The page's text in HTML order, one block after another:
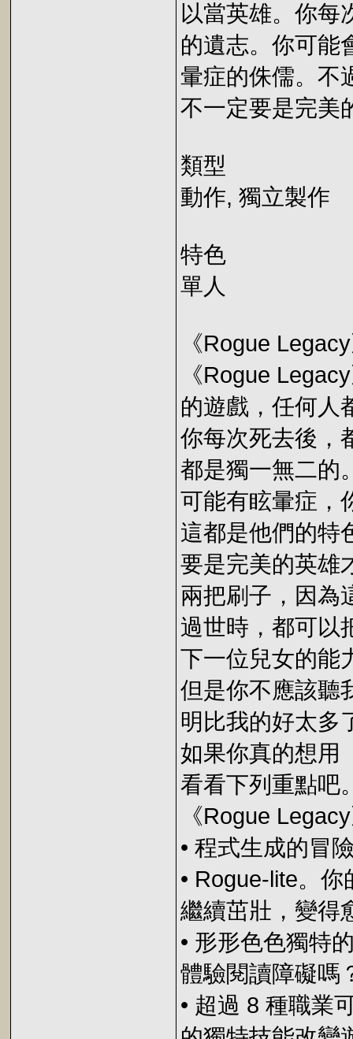
以當英雄。你每
的遺志。你可能
暈症的侏儒。不
不一定要是完美
類型
動作, 獨立製作
特色
單人
《Rogue
《Rogue
的遊戲，任何人
你每次死去後，
都是獨一無二的
可能有眩暈症，
這都是他們的特
要是完美的英雄
兩把刷子，因為
過世時，都可以
下一位兒女的能
但是你不應該聽
明比我的好太多
如果你真的想用
看看下列重點吧
《Rogue
• 程式生成的冒
• Rogue-lite。
繼續茁壯，變得
• 形形色色獨特
體驗閱讀障礙嗎
• 超過 8 種職業